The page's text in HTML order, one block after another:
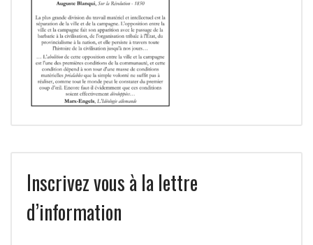
Inscrivez vous à la lettre
d’information